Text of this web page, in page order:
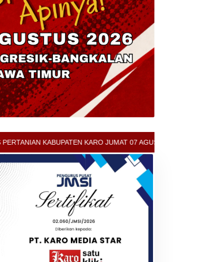
KARO JUMAT 07 AGUSTUS 2026 - ARCIS BERASTAGI :